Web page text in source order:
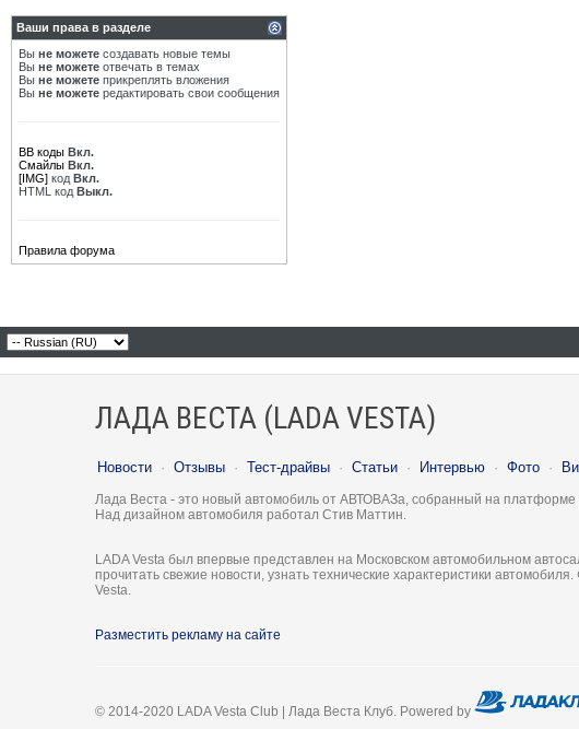
Ваши права в разделе
Вы не можете создавать новые темы
Вы не можете отвечать в темах
Вы не можете прикреплять вложения
Вы не можете редактировать свои сообщения
BB коды Вкл.
Смайлы Вкл.
[IMG] код Вкл.
HTML код Выкл.
Правила форума
ЛАДА ВЕСТА (LADA VESTA)
Новости · Отзывы · Тест-драйвы · Статьи · Интервью · Фото ·
Лада Веста - это новый автомобиль от АВТОВАЗа, собранный на
Над дизайном автомобиля работал Стив Маттин.
LADA Vesta был впервые представлен на Московском автомобильном
прочитать свежие новости, узнать технические характеристики
Vesta.
Разместить рекламу на сайте
© 2014-2020 LADA Vesta Club | Лада Веста Клуб. Powered by